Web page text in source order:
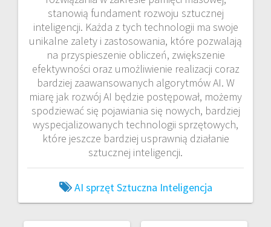
stanowią fundament rozwoju sztucznej
inteligencji. Każda z tych technologii ma swoje
unikalne zalety i zastosowania, które pozwalają
na przyspieszenie obliczeń, zwiększenie
efektywności oraz umożliwienie realizacji coraz
bardziej zaawansowanych algorytmów AI. W
miarę jak rozwój AI będzie postępował, możemy
spodziewać się pojawiania się nowych, bardziej
wyspecjalizowanych technologii sprzętowych,
które jeszcze bardziej usprawnią działanie
sztucznej inteligencji.
AI sprzętSztuczna Inteligencja